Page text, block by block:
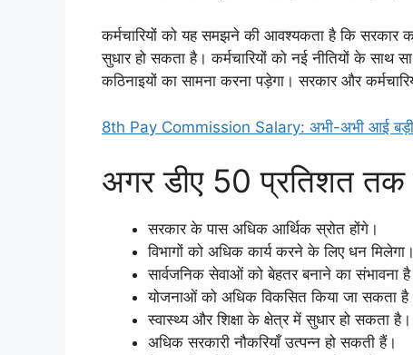
कर्मचारियों को यह समझने की आवश्यकता है कि सरकार
सुधार हो सकता है। कर्मचारियों को नई नीतियों के साथ
कठिनाइयों का सामना करना पड़ेगा। सरकार और
8th Pay Commission Salary: अभी-अभी आई बड़ी
अगर डीए 50 प्रतिशत तक
सरकार के पास अधिक आर्थिक स्रोत होंगे।
विभागों को अधिक कार्य करने के लिए धन मिलेगा।
सार्वजनिक सेवाओं को बेहतर बनाने का संभावना
योजनाओं को अधिक विकसित किया जा सकता
स्वास्थ्य और शिक्षा के क्षेत्र में सुधार हो सकता है।
अधिक सरकारी नौकरियाँ उत्पन्न हो सकती हैं।